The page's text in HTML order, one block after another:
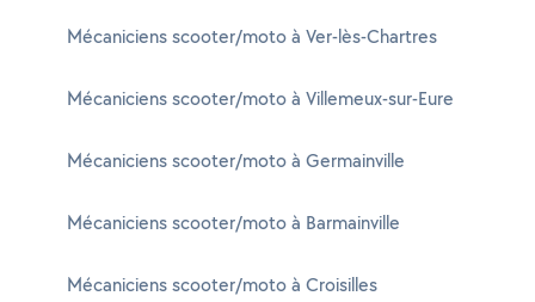
Mécaniciens scooter/moto à Ver-lès-Chartres
Mécaniciens scooter/moto à Villemeux-sur-Eure
Mécaniciens scooter/moto à Germainville
Mécaniciens scooter/moto à Barmainville
Mécaniciens scooter/moto à Croisilles